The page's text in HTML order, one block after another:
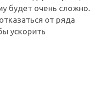
будет очень сложно.
от ряда
ускорить